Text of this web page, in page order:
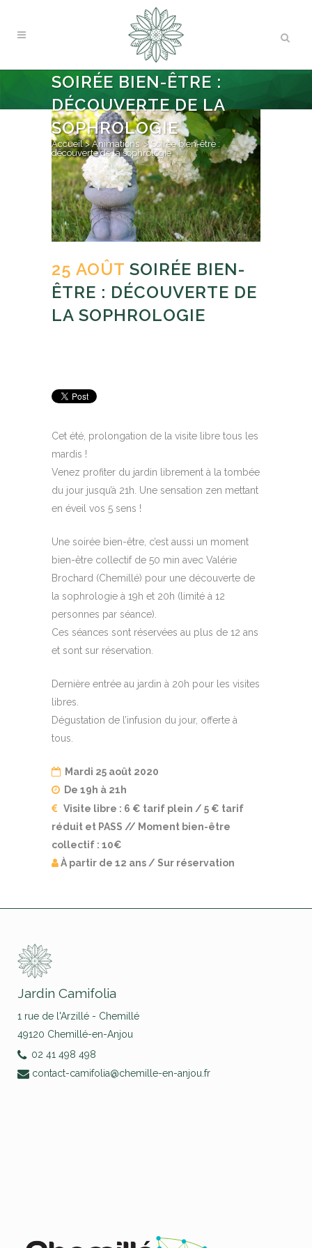
SOIRÉE BIEN-ÊTRE :
DÉCOUVERTE DE LA
SOPHROLOGIE
Accueil>Animations >Soirée bien-être :
découverte de la sophrologie
25 AOÛT SOIRÉE BIEN-
ÊTRE : DÉCOUVERTE DE
LA SOPHROLOGIE
Cet été, prolongation de la visite libre tous les
mardis !
Venez profiter du jardin librement à la tombée
du jour jusqu’à 21h. Une sensation zen mettant
en éveil vos 5 sens !
Une soirée bien-être, c’est aussi un moment
bien-être collectif de 50 min avec Valérie
Brochard (Chemillé) pour une découverte de
la sophrologie à 19h et 20h (limité à 12
personnes par séance).
Ces séances sont réservées au plus de 12 ans
et sont sur réservation.
Dernière entrée au jardin à 20h pour les visites
libres.
Dégustation de l’infusion du jour, offerte à
tous.
Mardi 25 août 2020
De 19h à 21h
Visite libre : 6 € tarif plein / 5 € tarif
réduit et PASS // Moment bien-être
collectif : 10€
À partir de 12 ans / Sur réservation
Jardin Camifolia
1 rue de l'Arzillé - Chemillé
49120 Chemillé-en-Anjou
02 41 498 498
contact-camifolia@chemille-en-anjou.fr